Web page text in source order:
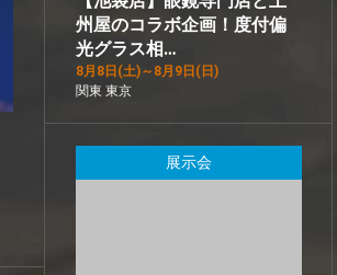
州屋のコラボ企画！度付偏
光グラス相…
8月8日(土)～8月9日(日)
関東 東京
展示会